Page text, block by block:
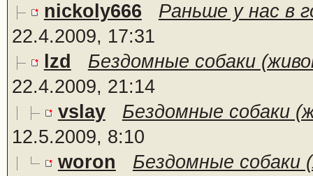
nickoly666
Раньше у нас в
22.4.2009, 17:31
lzd
Бездомные собаки
22.4.2009, 21:14
vslay
Бездомные собаки
12.5.2009, 8:10
woron
Бездомные собаки